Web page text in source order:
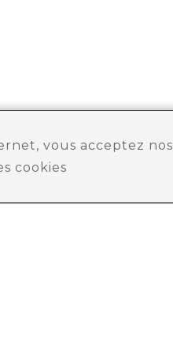
vous acceptez nos
cookies